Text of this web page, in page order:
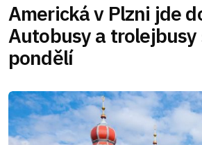
Americká v Plzni jde
Autobusy a trolejbusy
pondělí